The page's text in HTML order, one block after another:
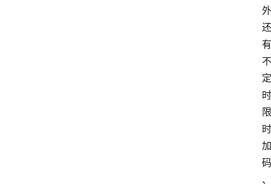
外
还
有
不
定
时
限
时
加
码
、